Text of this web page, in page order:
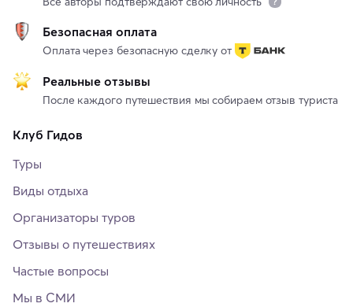
Безопасная оплата
Оплата через безопасную сделку от
Реальные отзывы
После каждого путешествия мы собираем отзыв туриста
Клуб Гидов
Туры
Виды отдыха
Организаторы туров
Отзывы о путешествиях
Частые вопросы
Мы в СМИ